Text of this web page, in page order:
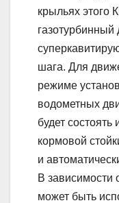
крыльях этого
газотурбинный
шага. Для
режиме
водометных
будет
кормовой
и
В зависимости
может быть